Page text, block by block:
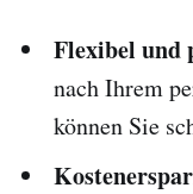
Flexibel und
nach Ihrem
können Sie